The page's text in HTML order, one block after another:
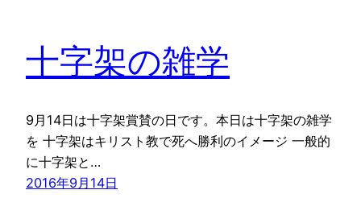
十字架の雑学
9月14日は十字架賞賛の日です。本日は十字架の雑学
を 十字架はキリスト教で死へ勝利のイメージ 一般的
に十字架と…
2016年9月14日